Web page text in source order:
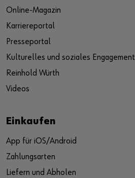
Online-Magazin
Karriereportal
Presseportal
Kulturelles und soziales Engagement
Reinhold Würth
Videos
Einkaufen
App für iOS/Android
Zahlungsarten
Liefern und Abholen